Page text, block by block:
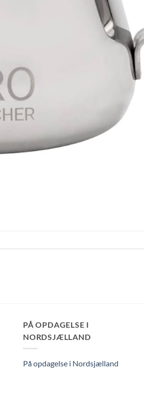
PÅ OPDAGELSE I
NORDSJÆLLAND
På opdagelse i Nordsjælland